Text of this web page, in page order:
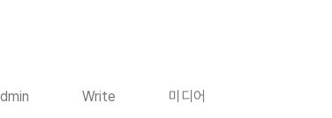
Write 미디어